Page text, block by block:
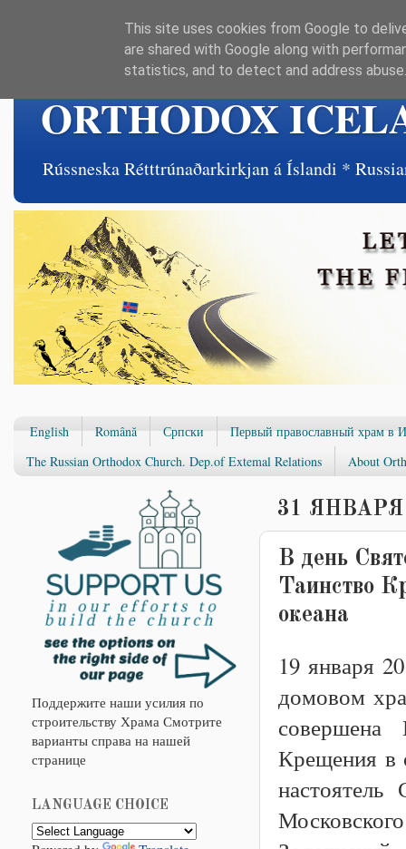
ORTHODOX
Rússneska Rétttrúnaðarkirkjan á Íslandi *
English Română Српски
Первый православный храм в
The Russian Orthodox Church. Dep.of Extemal Relations
About
31 ЯНВАРЯ
В день
Таинство
океана
19 января
домовом
совершена
Крещения в
настоятель
Поддержите наши усилия по
строительству Храма Смотрите
варианты справа на нашей
странице
LANGUAGE CHOICE
This site uses cookies from Google to
are shared with Google along with
statistics, and to detect and address abuse.